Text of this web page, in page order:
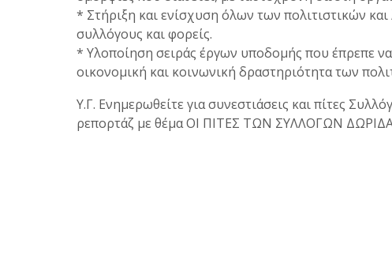
* Στήριξη και ενίσχυση όλων των πολιτιστικών
συλλόγους και φορείς.
* Υλοποίηση σειράς έργων υποδομής που έπρεπε να
οικονομική και κοινωνική δραστηριότητα των
Υ.Γ. Ενημερωθείτε για συνεστιάσεις και πίτες
ρεπορτάζ με θέμα ΟΙ ΠΙΤΕΣ ΤΩΝ ΣΥΛΛΟΓΩΝ